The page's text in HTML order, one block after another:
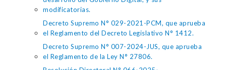
modificatorias.
Decreto Supremo N° 029-2021-PCM, que aprueba
el Reglamento del Decreto Legislativo N° 1412.
Decreto Supremo N° 007-2024-JUS, que aprueba
el Reglamento de la Ley N° 27806.